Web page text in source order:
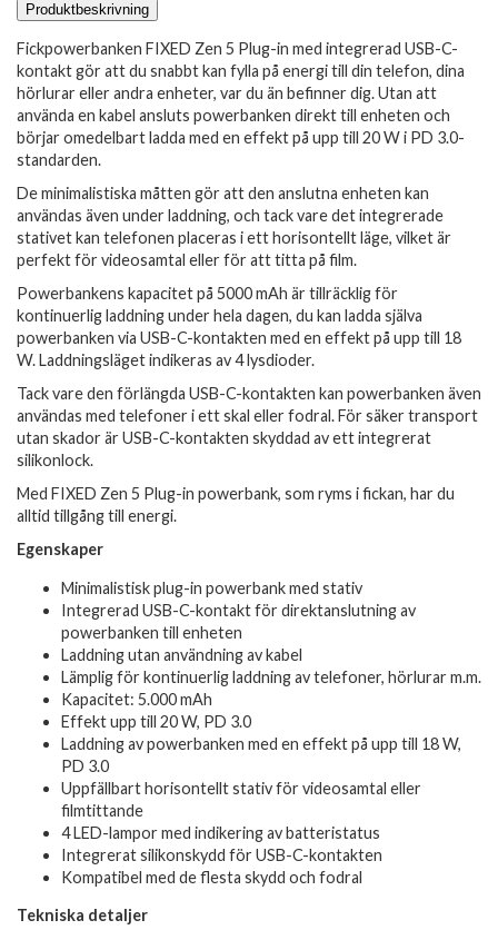
Produktbeskrivning
Fickpowerbanken FIXED Zen 5 Plug-in med integrerad USB-C-
kontakt gör att du snabbt kan fylla på energi till din telefon, dina
hörlurar eller andra enheter, var du än befinner dig. Utan att
använda en kabel ansluts powerbanken direkt till enheten och
börjar omedelbart ladda med en effekt på upp till 20 W i PD 3.0-
standarden.
De minimalistiska måtten gör att den anslutna enheten kan
användas även under laddning, och tack vare det integrerade
stativet kan telefonen placeras i ett horisontellt läge, vilket är
perfekt för videosamtal eller för att titta på film.
Powerbankens kapacitet på 5000 mAh är tillräcklig för
kontinuerlig laddning under hela dagen, du kan ladda själva
powerbanken via USB-C-kontakten med en effekt på upp till 18
W. Laddningsläget indikeras av 4 lysdioder.
Tack vare den förlängda USB-C-kontakten kan powerbanken även
användas med telefoner i ett skal eller fodral. För säker transport
utan skador är USB-C-kontakten skyddad av ett integrerat
silikonlock.
Med FIXED Zen 5 Plug-in powerbank, som ryms i fickan, har du
alltid tillgång till energi.
Egenskaper
Minimalistisk plug-in powerbank med stativ
Integrerad USB-C-kontakt för direktanslutning av
powerbanken till enheten
Laddning utan användning av kabel
Lämplig för kontinuerlig laddning av telefoner, hörlurar m.m.
Kapacitet: 5.000 mAh
Effekt upp till 20 W, PD 3.0
Laddning av powerbanken med en effekt på upp till 18 W,
PD 3.0
Uppfällbart horisontellt stativ för videosamtal eller
filmtittande
4 LED-lampor med indikering av batteristatus
Integrerat silikonskydd för USB-C-kontakten
Kompatibel med de flesta skydd och fodral
Tekniska detaljer